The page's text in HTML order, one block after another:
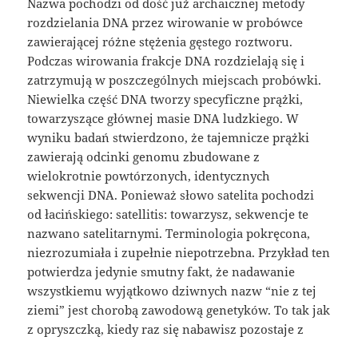
Nazwa pochodzi od dość już archaicznej metody
rozdzielania DNA przez wirowanie w probówce
zawierającej różne stężenia gęstego roztworu.
Podczas wirowania frakcje DNA rozdzielają się i
zatrzymują w poszczególnych miejscach probówki.
Niewielka część DNA tworzy specyficzne prążki,
towarzyszące głównej masie DNA ludzkiego. W
wyniku badań stwierdzono, że tajemnicze prążki
zawierają odcinki genomu zbudowane z
wielokrotnie powtórzonych, identycznych
sekwencji DNA. Ponieważ słowo satelita pochodzi
od łacińskiego: satellitis: towarzysz, sekwencje te
nazwano satelitarnymi. Terminologia pokręcona,
niezrozumiała i zupełnie niepotrzebna. Przykład ten
potwierdza jedynie smutny fakt, że nadawanie
wszystkiemu wyjątkowo dziwnych nazw “nie z tej
ziemi” jest chorobą zawodową genetyków. To tak jak
z opryszczką, kiedy raz się nabawisz pozostaje z